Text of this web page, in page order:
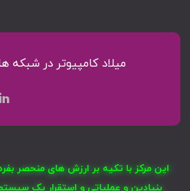
میلاد کامپیوتر در شبکه
این مرکز با تکیه بر ارزش های منحصر
بنیادین و عملیاتی و استقرار یک